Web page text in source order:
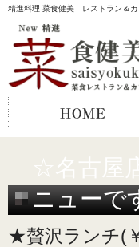
精進料理 菜食健美 レストラン＆カ
☆名古屋
ニューで
★贅沢ランチ(